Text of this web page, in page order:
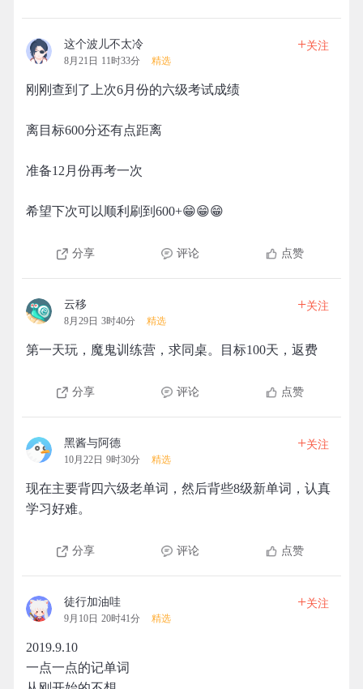
这个波儿不太冷
8月21日 11时33分 精选
+关注
刚刚查到了上次6月份的六级考试成绩
离目标600分还有点距离
准备12月份再考一次
希望下次可以顺利刷到600+😁😁😁
分享 评论 点赞
云移
8月29日 3时40分 精选
+关注
第一天玩，魔鬼训练营，求同桌。目标100天，返费
分享 评论 点赞
黑酱与阿德
10月22日 9时30分 精选
+关注
现在主要背四六级老单词，然后背些8级新单词，认真
学习好难。
分享 评论 点赞
徒行加油哇
9月10日 20时41分 精选
+关注
2019.9.10
一点一点的记单词